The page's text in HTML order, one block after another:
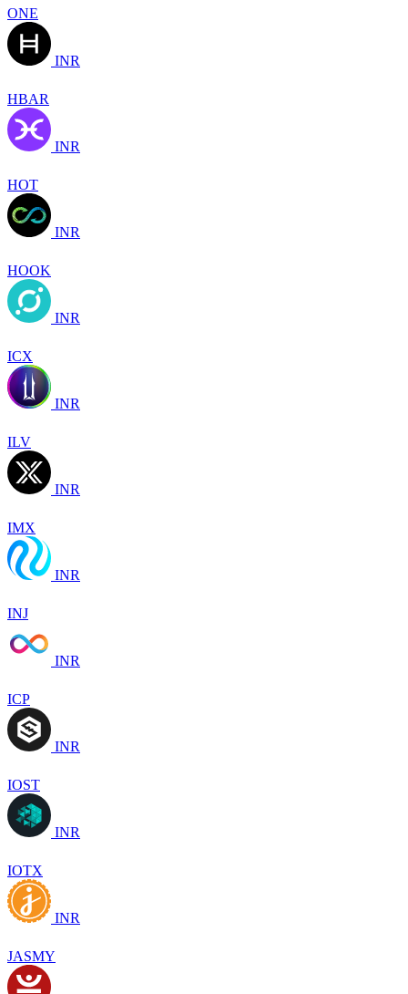
ONE
INR
HBAR
INR
HOT
INR
HOOK
INR
ICX
INR
ILV
INR
IMX
INR
INJ
INR
ICP
INR
IOST
INR
IOTX
INR
JASMY